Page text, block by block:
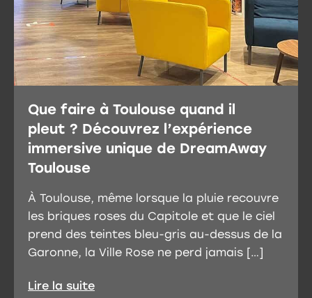
Que faire à Toulouse quand il
pleut ? Découvrez l’expérience
immersive unique de DreamAway
Toulouse
À Toulouse, même lorsque la pluie recouvre
les briques roses du Capitole et que le ciel
prend des teintes bleu-gris au-dessus de la
Garonne, la Ville Rose ne perd jamais […]
Lire la suite